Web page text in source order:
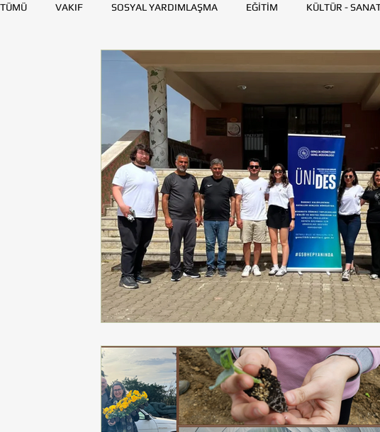
TÜMÜ VAKIF SOSYAL YARDIMLAŞMA EĞİTİM KÜLTÜR -
KAYNAK GELİŞTİRME
DİYARBAKIR ESKİŞEHİR
TOHUMLUKTAN TOHUMLUK YAZARLARI BİLİM VE